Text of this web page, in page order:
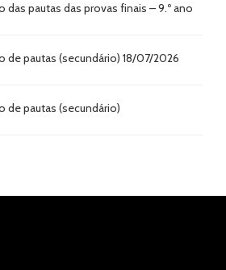
das pautas das provas finais – 9.º ano
de pautas (secundário) 18/07/2026
de pautas (secundário)